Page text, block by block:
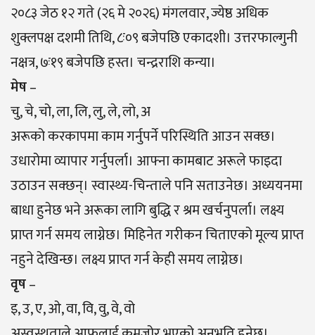
२०८३ जेठ १२ गते (२६ मे २०२६) मंगलवार, ज्येष्ठ अधिक
शुक्लपक्ष दशमी तिथि, ८ः०९ बजेपछि एकादशी। उत्तरफाल्गुनी
नक्षत्र, ७ः१९ बजेपछि हस्त। चन्द्रराशि कन्या।
मेष–
चु, चे, चो, ला, लि, लु, ले, लो, अ
अरूको करकापमा काम गर्नुपर्ने परिस्थिति आउन सक्छ।
उधारोमा व्यापार गर्नुपर्ला। आफ्ना कामबाट अरूले फाइदा
उठाउन सक्छन्। स्वास्थ्य-चिन्ताले पनि सताउनेछ। अध्ययनमा
बाधा हुनेछ भने अरूका लागि बुद्धि र श्रम खर्चनुपर्ला। लक्ष्य
प्राप्त गर्न समय लाग्नेछ। मिहिनेत गरीकन चिताएको मूल्य प्राप्त
नहुने देखिन्छ। लक्ष्य प्राप्त गर्न केही समय लाग्नेछ।
वृष–
इ, उ, ए, ओ, वा, वि, वु, वे, वो